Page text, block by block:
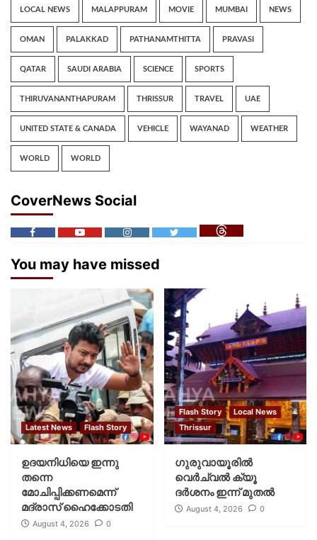
LOCAL NEWS MALAPPURAM MOVIE MUMBAI NEWS
OMAN PALAKKAD PATHANAMTHITTA PRAVASI
QATAR SAUDI ARABIA SCIENCE SPORTS
THIRUVANANTHAPURAM THRISSUR TRAVEL UAE
UNITED STATE & CANADA VEHICLE WAYANAD WEATHER
WORLD WORLD
CoverNews Social
You may have missed
Latest News Flash Story
ഉദയനിധിയെ ഇന്നു
തന്നെ
മോചിപ്പിക്കണമെന്ന്
മദ്രാസ് ഹൈക്കോടതി
August 4, 2026 0
Flash Story
Local News
Thrissur
ഗുരുവായൂരില്‍
വെര്‍ച്വല്‍ ക്യൂ
ദര്‍ശനം ഇന്ന് മുതല്‍
August 4, 2026 0